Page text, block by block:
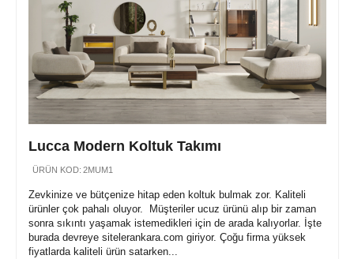
Lucca Modern Koltuk Takımı
ÜRÜN KOD: 2MUM1
Zevkinize ve bütçenize hitap eden koltuk bulmak zor. Kaliteli
ürünler çok pahalı oluyor. Müşteriler ucuz ürünü alıp bir zaman
sonra sıkıntı yaşamak istemedikleri için de arada kalıyorlar. İşte
burada devreye sitelerankara.com giriyor. Çoğu firma yüksek
fiyatlarda kaliteli ürün satarken...